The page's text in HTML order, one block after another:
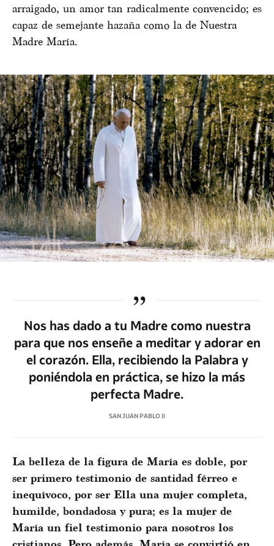
arraigado, un amor tan radicalmente convencido; es
capaz de semejante hazaña como la de Nuestra
Madre María.
Nos has dado a tu Madre como nuestra
para que nos enseñe a meditar y adorar en
el corazón. Ella, recibiendo la Palabra y
poniéndola en práctica, se hizo la más
perfecta Madre.
SAN JUAN PABLO II
La belleza de la figura de María es doble, por
ser primero testimonio de santidad férreo e
inequívoco, por ser Ella una mujer completa,
humilde, bondadosa y pura; es la mujer de
María un fiel testimonio para nosotros los